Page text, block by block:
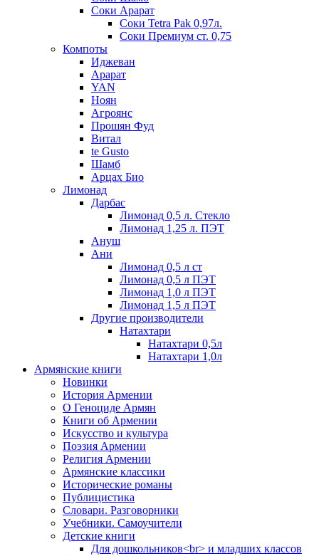
Соки Арарат
Соки Tetra Pak 0,97л.
Соки Премиум ст. 0,75
Компоты
Иджеван
Арарат
YAN
Ноян
Агроянс
Прошян Фуд
Витал
te Gusto
Шамб
Арцах Био
Лимонад
Дарбас
Лимонад 0,5 л. Стекло
Лимонад 1,25 л. ПЭТ
Ануш
Ани
Лимонад 0,5 л ст
Лимонад 0,5 л ПЭТ
Лимонад 1,0 л ПЭТ
Лимонад 1,5 л ПЭТ
Другие производители
Натахтари
Натахтари 0,5л
Натахтари 1,0л
Армянские книги
Новинки
История Армении
О Геноциде Армян
Книги об Армении
Иcкусство и культура
Поэзия Армении
Религия Армении
Армянские классики
Исторические романы
Публицистика
Словари. Разговорники
Учебники. Самоучители
Детские книги
Для дошкольников<br> и младших классов